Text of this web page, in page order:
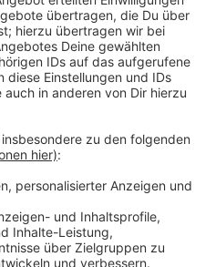
Laufenden
unserem kostenlosen
Ob Nachrichten,
neuesten Aktionen - wir
dich.
anmelden